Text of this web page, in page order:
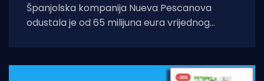
Španjolska kompanija Nueva Pescanova
odustala je od 65 milijuna eura vrijednog